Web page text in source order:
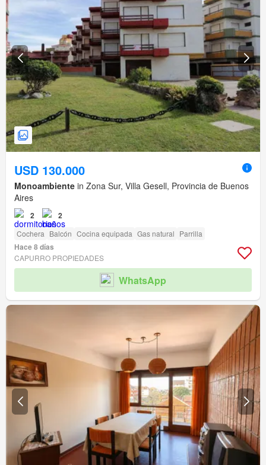
USD 130.000
Monoambiente in Zona Sur, Villa Gesell, Provincia de Buenos
Aires
2 2
Cochera Balcón Cocina equipada Gas natural Parrilla
Hace 8 días
CAPURRO PROPIEDADES
WhatsApp